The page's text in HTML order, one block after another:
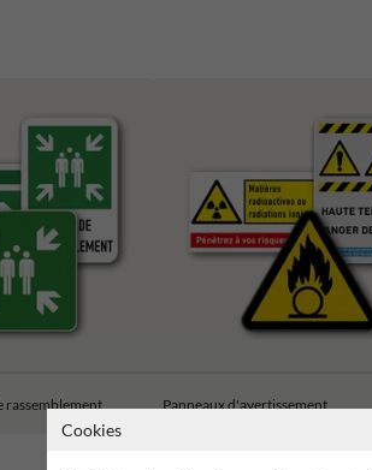
rassemblement Panneaux d'avertissement
Cookies